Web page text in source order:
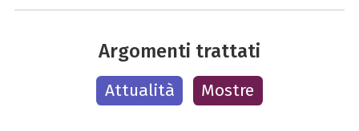
Argomenti trattati
Attualità Mostre